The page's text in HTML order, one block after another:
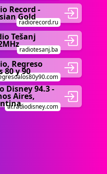
Record -
Gold
radiorecord.ru
Tešanj
radiotesanj.ba
Regreso
80 y 90
Disney 94.3 -
Aires,
ar.radiodisney.com